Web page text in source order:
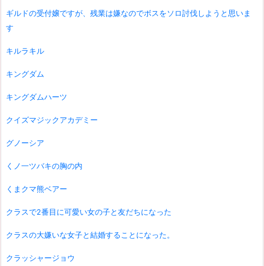
ギルドの受付嬢ですが、残業は嫌なのでボスをソロ討伐しようと思いま
す
キルラキル
キングダム
キングダムハーツ
クイズマジックアカデミー
グノーシア
くノ一ツバキの胸の内
くまクマ熊ベアー
クラスで2番目に可愛い女の子と友だちになった
クラスの大嫌いな女子と結婚することになった。
クラッシャージョウ